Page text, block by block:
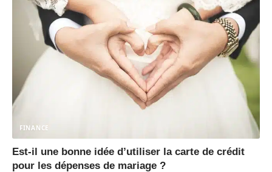
FINANCE
Est-il une bonne idée d’utiliser la carte de crédit
pour les dépenses de mariage ?